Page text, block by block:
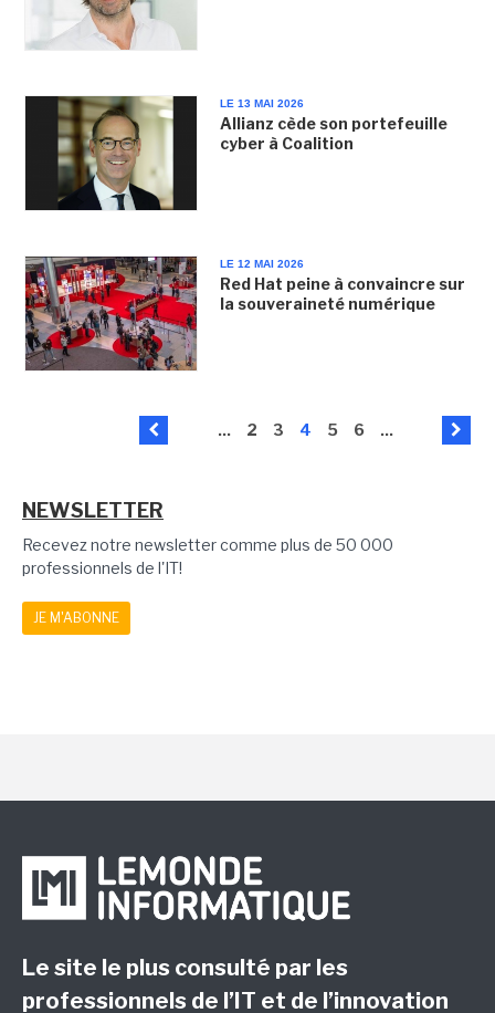
LE 13 MAI 2026
Allianz cède son portefeuille
cyber à Coalition
LE 12 MAI 2026
Red Hat peine à convaincre sur
la souveraineté numérique
... 2 3 4 5 6 ...
NEWSLETTER
Recevez notre newsletter comme plus de 50 000
professionnels de l'IT!
JE M'ABONNE
Le site le plus consulté par les
professionnels de l’IT et de l’innovation